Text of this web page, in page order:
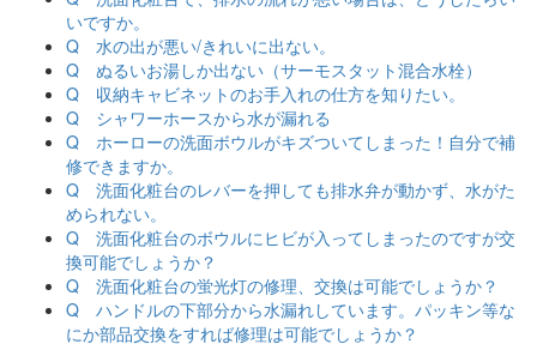
いですか。
Q 水の出が悪い/きれいに出ない。
Q ぬるいお湯しか出ない（サーモスタット混合水栓）
Q 収納キャビネットのお手入れの仕方を知りたい。
Q シャワーホースから水が漏れる
Q ホーローの洗面ボウルがキズついてしまった！自分で補
修できますか。
Q 洗面化粧台のレバーを押しても排水弁が動かず、水がた
められない。
Q 洗面化粧台のボウルにヒビが入ってしまったのですが交
換可能でしょうか？
Q 洗面化粧台の蛍光灯の修理、交換は可能でしょうか？
Q ハンドルの下部分から水漏れしています。パッキン等な
にか部品交換をすれば修理は可能でしょうか？